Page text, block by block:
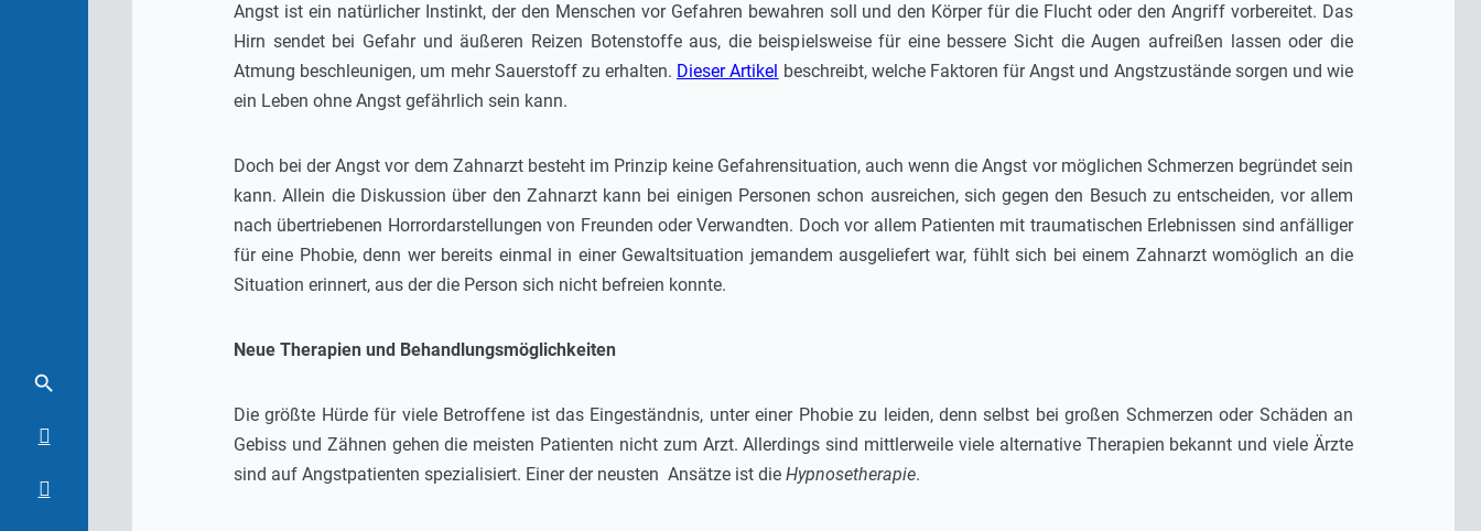
Angst ist ein natürlicher Instinkt, der den Menschen vor Gefahren bewahren soll und den Körper für die Flucht oder den Angriff vorbereitet. Das
Hirn sendet bei Gefahr und äußeren Reizen Botenstoffe aus, die beispielsweise für eine bessere Sicht die Augen aufreißen lassen oder die
Atmung beschleunigen, um mehr Sauerstoff zu erhalten. Dieser Artikel beschreibt, welche Faktoren für Angst und Angstzustände sorgen und wie
ein Leben ohne Angst gefährlich sein kann.
Doch bei der Angst vor dem Zahnarzt besteht im Prinzip keine Gefahrensituation, auch wenn die Angst vor möglichen Schmerzen begründet sein
kann. Allein die Diskussion über den Zahnarzt kann bei einigen Personen schon ausreichen, sich gegen den Besuch zu entscheiden, vor allem
nach übertriebenen Horrordarstellungen von Freunden oder Verwandten. Doch vor allem Patienten mit traumatischen Erlebnissen sind anfälliger
für eine Phobie, denn wer bereits einmal in einer Gewaltsituation jemandem ausgeliefert war, fühlt sich bei einem Zahnarzt womöglich an die
Situation erinnert, aus der die Person sich nicht befreien konnte.
Neue Therapien und Behandlungsmöglichkeiten
Die größte Hürde für viele Betroffene ist das Eingeständnis, unter einer Phobie zu leiden, denn selbst bei großen Schmerzen oder Schäden an
Gebiss und Zähnen gehen die meisten Patienten nicht zum Arzt. Allerdings sind mittlerweile viele alternative Therapien bekannt und viele Ärzte
sind auf Angstpatienten spezialisiert. Einer der neusten Ansätze ist die Hypnosetherapie.